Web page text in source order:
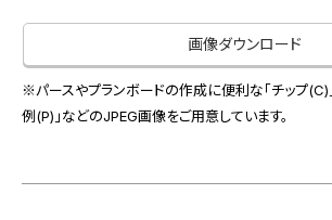
サンプル・カタログ請求／お問い合わせ（ビジネスの
スペースソリューション事業
オフィスソリューション事業
会社情報
画像ダウンロード
※パースやプランボードの作成に便利な「チップ(C)」
例(P)」などのJPEG画像をご用意しています。